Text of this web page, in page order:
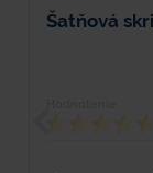
Šatňová